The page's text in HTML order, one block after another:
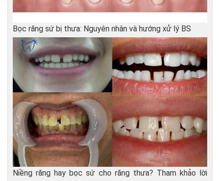
Bọc răng sứ bị thưa: Nguyên nhân và hướng xử lý BS
Niềng răng hay bọc sứ cho răng thưa? Tham khảo lời